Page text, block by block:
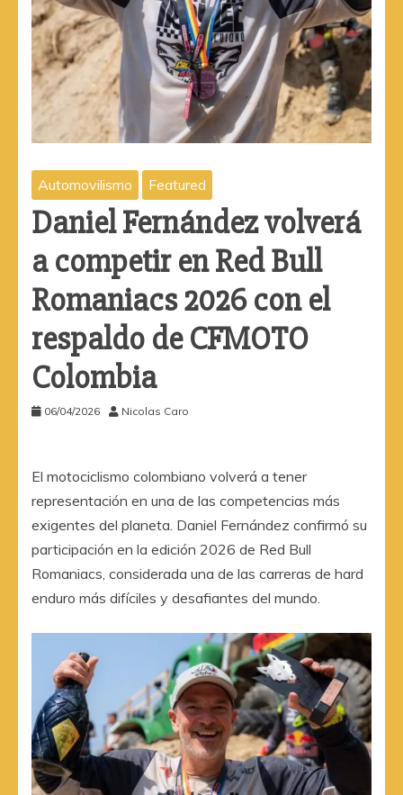
Automovilismo Featured
Daniel Fernández volverá
a competir en Red Bull
Romaniacs 2026 con el
respaldo de CFMOTO
Colombia
06/04/2026 Nicolas Caro
El motociclismo colombiano volverá a tener
representación en una de las competencias más
exigentes del planeta. Daniel Fernández confirmó su
participación en la edición 2026 de Red Bull
Romaniacs, considerada una de las carreras de hard
enduro más difíciles y desafiantes del mundo.